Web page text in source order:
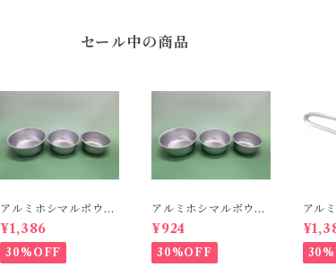
セール中の商品
アルミホシマルボウ
ル・L
¥1,386
30%OFF
アルミホシマルボウ
ル・S
¥924
30%OFF
アル
S